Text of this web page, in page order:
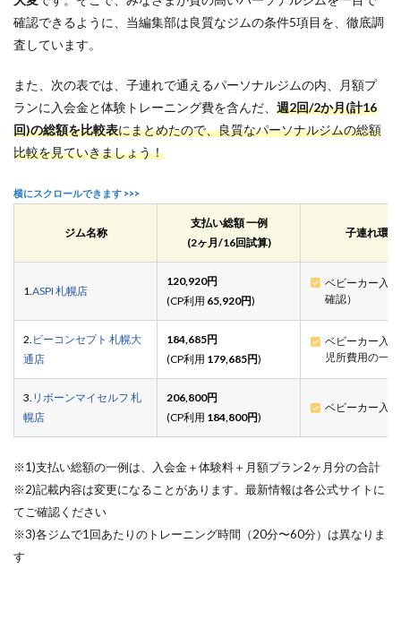
確認できるように、当編集部は良質なジムの条件5項目を、徹底調
査しています。
また、次の表では、子連れで通えるパーソナルジムの内、月額プ
ランに入会金と体験トレーニング費を含んだ、 週2回/2か月(計16
回)の総額を比較表にまとめたので、良質なパーソナルジムの総額
比較を見ていきましょう！
ジム名称
支払い総額 一例
(2ヶ月/16回試算)
子連れ環境
1. ASPI 札幌店
120,920円
(CP利用 65,920円)
ベビーカー入
確認）
2. ビーコンセプト 札幌大
通店
184,685円
(CP利用 179,685円)
ベビーカー入
児所費用の一
3. リボーンマイセルフ 札
幌店
206,800円
(CP利用 184,800円)
ベビーカー入
※1)支払い総額の一例は、入会金＋体験料＋月額プラン2ヶ月分の合計
※2)記載内容は変更になることがあります。最新情報は各公式サイトに
てご確認ください
※3)各ジムで1回あたりのトレーニング時間（20分〜60分）は異なりま
す